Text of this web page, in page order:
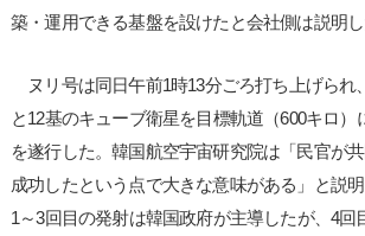
築・運用できる基盤を設けたと会社側は説明し
ヌリ号は同日午前1時13分ごろ打ち上げられ
と12基のキューブ衛星を目標軌道（600キロ）
を遂行した。韓国航空宇宙研究院は「民官が
成功したという点で大きな意味がある」と説
1～3回目の発射は韓国政府が主導したが、4回